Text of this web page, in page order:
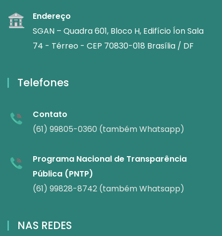
Endereço
SGAN – Quadra 601, Bloco H, Edifício Íon Sala
74 - Térreo - CEP 70830-018 Brasília / DF
Telefones
Contato
(61) 99805-0360 (também Whatsapp)
Programa Nacional de Transparência
Pública (PNTP)
(61) 99828-8742 (também Whatsapp)
NAS REDES